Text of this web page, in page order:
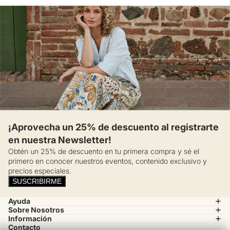
¡Aprovecha un 25% de descuento al registrarte
en nuestra Newsletter!
Obtén un 25% de descuento en tu primera compra y sé el
primero en conocer nuestros eventos, contenido exclusivo y
precios especiales.
SUSCRIBIRME
Ayuda
Sobre Nosotros
Información
Contacto